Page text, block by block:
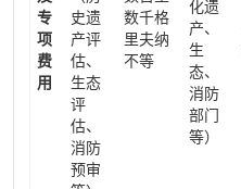
专
项
费
用
史遗
产评
估、
生态
评
估、
消防
预审
数千格
里夫纳
不等
化遗
产、
生
态、
消防
部门
等）